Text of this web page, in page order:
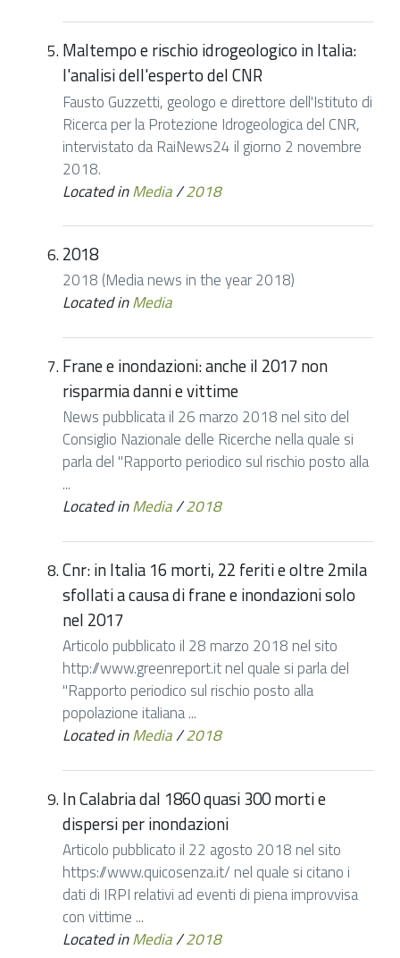
Maltempo e rischio idrogeologico in Italia:
l'analisi dell'esperto del CNR
Fausto Guzzetti, geologo e direttore dell'Istituto di
Ricerca per la Protezione Idrogeologica del CNR,
intervistato da RaiNews24 il giorno 2 novembre
2018.
Located inMedia/2018
2018
2018 (Media news in the year 2018)
Located inMedia
Frane e inondazioni: anche il 2017 non
risparmia danni e vittime
News pubblicata il 26 marzo 2018 nel sito del
Consiglio Nazionale delle Ricerche nella quale si
parla del "Rapporto periodico sul rischio posto alla
...
Located inMedia/2018
Cnr: in Italia 16 morti, 22 feriti e oltre 2mila
sfollati a causa di frane e inondazioni solo
nel 2017
Articolo pubblicato il 28 marzo 2018 nel sito
http://www.greenreport.it nel quale si parla del
"Rapporto periodico sul rischio posto alla
popolazione italiana ...
Located inMedia/2018
In Calabria dal 1860 quasi 300 morti e
dispersi per inondazioni
Articolo pubblicato il 22 agosto 2018 nel sito
https://www.quicosenza.it/ nel quale si citano i
dati di IRPI relativi ad eventi di piena improvvisa
con vittime ...
Located inMedia/2018